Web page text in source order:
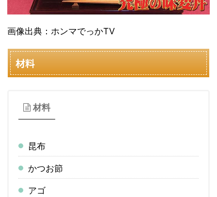
画像出典：ホンマでっかTV
材料
材料
昆布
かつお節
アゴ